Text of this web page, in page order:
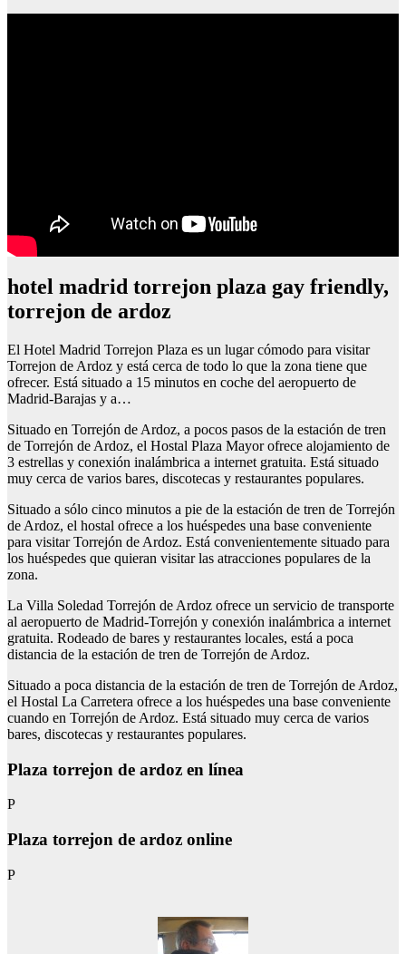
hotel madrid torrejon plaza gay friendly,
torrejon de ardoz
El Hotel Madrid Torrejon Plaza es un lugar cómodo para visitar
Torrejon de Ardoz y está cerca de todo lo que la zona tiene que
ofrecer. Está situado a 15 minutos en coche del aeropuerto de
Madrid-Barajas y a…
Situado en Torrejón de Ardoz, a pocos pasos de la estación de tren
de Torrejón de Ardoz, el Hostal Plaza Mayor ofrece alojamiento de
3 estrellas y conexión inalámbrica a internet gratuita. Está situado
muy cerca de varios bares, discotecas y restaurantes populares.
Situado a sólo cinco minutos a pie de la estación de tren de Torrejón
de Ardoz, el hostal ofrece a los huéspedes una base conveniente
para visitar Torrejón de Ardoz. Está convenientemente situado para
los huéspedes que quieran visitar las atracciones populares de la
zona.
La Villa Soledad Torrejón de Ardoz ofrece un servicio de transporte
al aeropuerto de Madrid-Torrejón y conexión inalámbrica a internet
gratuita. Rodeado de bares y restaurantes locales, está a poca
distancia de la estación de tren de Torrejón de Ardoz.
Situado a poca distancia de la estación de tren de Torrejón de Ardoz,
el Hostal La Carretera ofrece a los huéspedes una base conveniente
cuando en Torrejón de Ardoz. Está situado muy cerca de varios
bares, discotecas y restaurantes populares.
Plaza torrejon de ardoz en línea
P
Plaza torrejon de ardoz online
P